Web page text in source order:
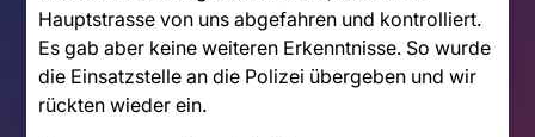
Hauptstrasse von uns abgefahren und kontrolliert.
Es gab aber keine weiteren Erkenntnisse. So wurde
die Einsatzstelle an die Polizei übergeben und wir
rückten wieder ein.